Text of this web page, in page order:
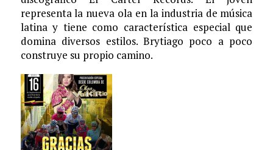
representa la nueva ola en la industria de música
latina y tiene como característica especial que
domina diversos estilos. Brytiago poco a poco
construye su propio camino.